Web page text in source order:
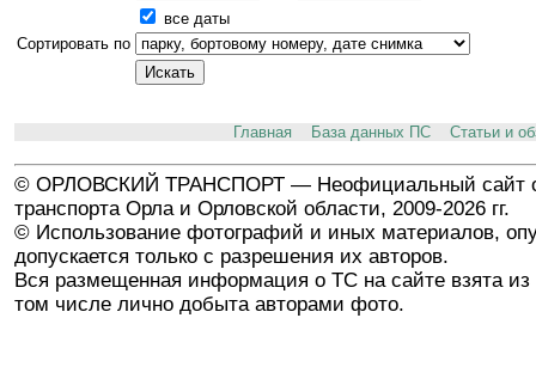
все даты
Сортировать по
Главная База данных ПС Статьи и
© ОРЛОВСКИЙ ТРАНСПОРТ — Неофициальный сайт
транспорта Орла и Орловской области, 2009-2026 гг.
© Использование фотографий и иных материалов,
допускается только с разрешения их авторов.
Вся размещенная информация о ТС на сайте взята из
том числе лично добыта авторами фото.